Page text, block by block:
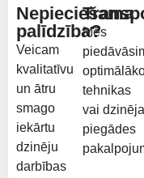
Nepieciešama
palīdzība?
Veicam
kvalitatīvu
un ātru
smago
iekārtu
dzinēju
darbības
Mēs
tehnikas
vai dzinēja
piegādes